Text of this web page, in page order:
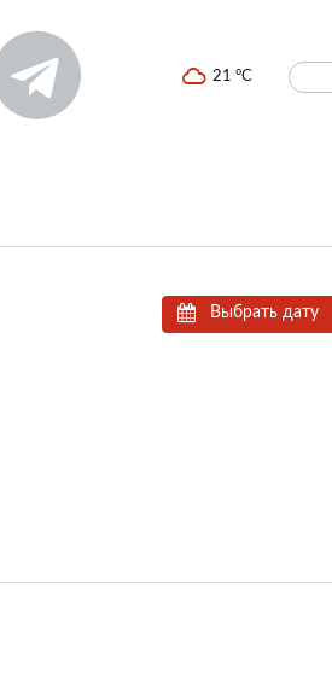
21 °C
Выбрать дату